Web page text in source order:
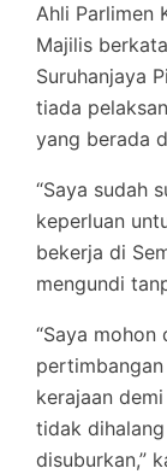
Ahli Parlimen
Majilis
Suruhanjaya
tiada
yang berada
“Saya sudah
keperluan
bekerja di
mengundi
“Saya mohon
kerajaan
tidak
disuburkan,”